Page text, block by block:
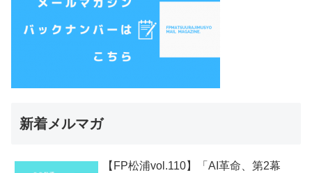
新着メルマガ
【FP松浦vol.110】「AI革命、第2幕